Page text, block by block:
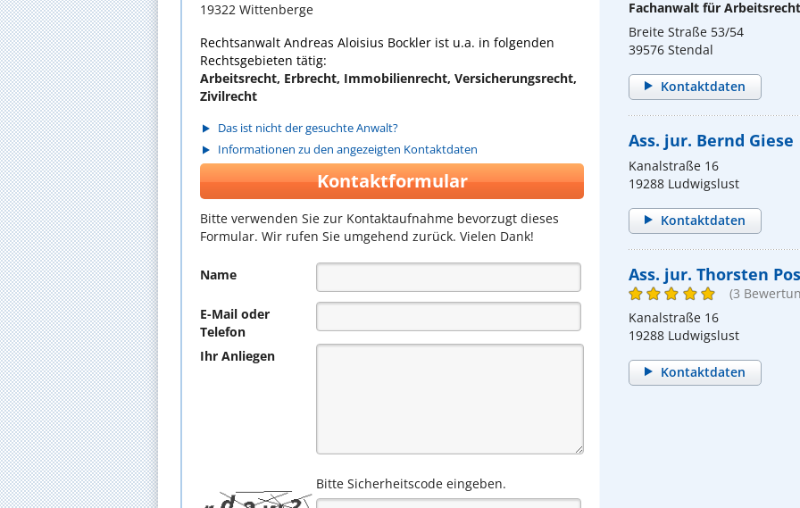
19322 Wittenberge
Rechtsanwalt Andreas Aloisius Bockler ist u.a. in folgenden
Rechtsgebieten tätig:
Arbeitsrecht, Erbrecht, Immobilienrecht, Versicherungsrecht,
Zivilrecht
Das ist nicht der gesuchte Anwalt?
Informationen zu den angezeigten Kontaktdaten
Kontaktformular
Bitte verwenden Sie zur Kontaktaufnahme bevorzugt dieses
Formular. Wir rufen Sie umgehend zurück. Vielen Dank!
Name
E-Mail oder
Telefon
Ihr Anliegen
Bitte Sicherheitscode eingeben.
Fachanwalt für Arbeitsrecht
Breite Straße 53/54
39576 Stendal
Kontaktdaten
Ass. jur. Bernd Giese
Kanalstraße 16
19288 Ludwigslust
Kontaktdaten
Ass. jur. Thorsten
(3
Kanalstraße 16
19288 Ludwigslust
Kontaktdaten